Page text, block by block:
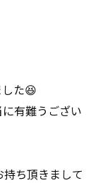
た😆
有難うござい
ち頂きまして